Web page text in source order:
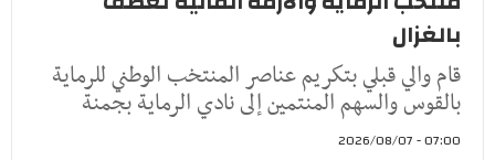
بالغزال
قام والي قبلي بتكريم عناصر المنتخب الوطني للرماية
بالقوس والسهم المنتمين إلى نادي الرماية بجمنة
07:00 - 2026/08/07